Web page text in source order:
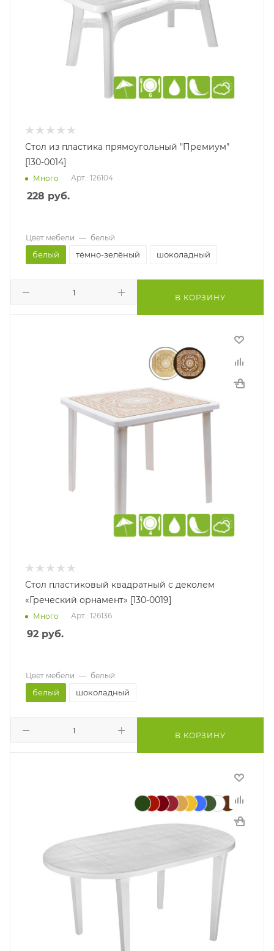
Стол из пластика прямоугольный "Премиум"
[130-0014]
Много Арт.: 126104
228 руб.
В КОРЗИНУ
Цвет мебели — белый
белый тёмно-зелёный шоколадный
Стол пластиковый квадратный с деколем
«Греческий орнамент» [130-0019]
Много Арт.: 126136
92 руб.
В КОРЗИНУ
Цвет мебели — белый
белый шоколадный